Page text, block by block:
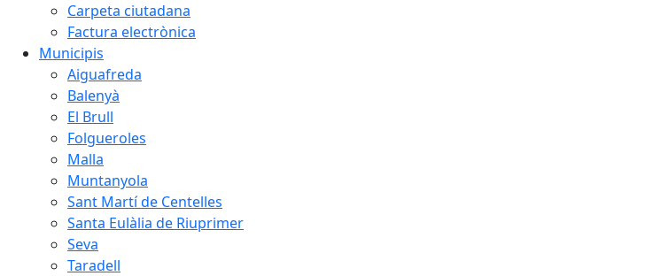
Carpeta ciutadana
Factura electrònica
Municipis
Aiguafreda
Balenyà
El Brull
Folgueroles
Malla
Muntanyola
Sant Martí de Centelles
Santa Eulàlia de Riuprimer
Seva
Taradell